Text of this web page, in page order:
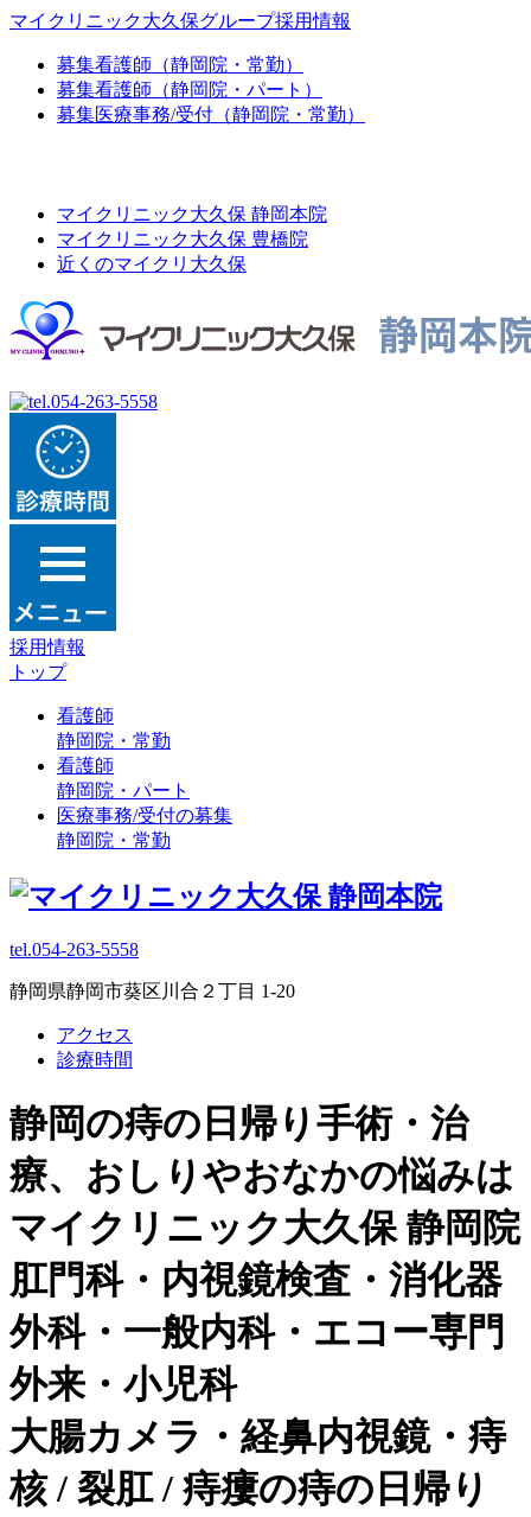
マイクリニック大久保グループ採用情報
募集看護師（静岡院・常勤）
募集看護師（静岡院・パート）
募集医療事務/受付（静岡院・常勤）
マイクリニック大久保 静岡本院
マイクリニック大久保 豊橋院
近くのマイクリ大久保
採用情報
トップ
看護師
静岡院・常勤
看護師
静岡院・パート
医療事務/受付の募集
静岡院・常勤
tel.054-263-5558
静岡県静岡市葵区川合２丁目 1-20
アクセス
診療時間
静岡の痔の日帰り手術・治
療、おしりやおなかの悩みは
マイクリニック大久保 静岡院
肛門科・内視鏡検査・消化器
外科・一般内科・エコー専門
外来・小児科
大腸カメラ・経鼻内視鏡・痔
核 / 裂肛 / 痔瘻の痔の日帰り